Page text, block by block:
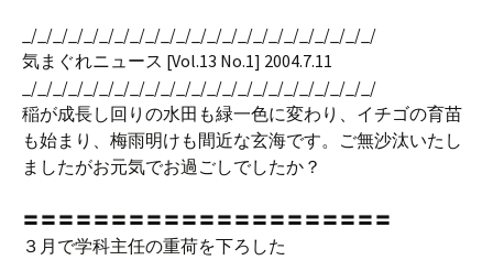
_/_/_/_/_/_/_/_/_/_/_/_/_/_/_/_/_/_/_/_/_/_/_/
気まぐれニュース [Vol.13 No.1] 2004.7.11
_/_/_/_/_/_/_/_/_/_/_/_/_/_/_/_/_/_/_/_/_/_/_/
稲が成長し回りの水田も緑一色に変わり、イチゴの育苗
も始まり、梅雨明けも間近な玄海です。ご無沙汰いたし
ましたがお元気でお過ごしでしたか？
〓〓〓〓〓〓〓〓〓〓〓〓〓〓〓〓〓〓〓〓〓
３月で学科主任の重荷を下ろした